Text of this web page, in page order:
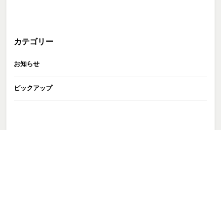
カテゴリー
お知らせ
ピックアップ